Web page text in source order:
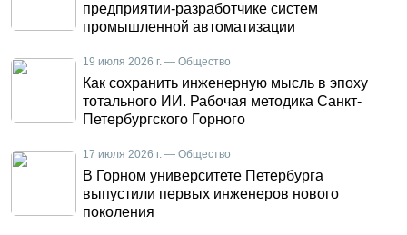
предприятии-разработчике систем
промышленной автоматизации
19 июля 2026 г. — Общество
Как сохранить инженерную мысль в эпоху
тотального ИИ. Рабочая методика Санкт-
Петербургского Горного
17 июля 2026 г. — Общество
В Горном университете Петербурга
выпустили первых инженеров нового
поколения